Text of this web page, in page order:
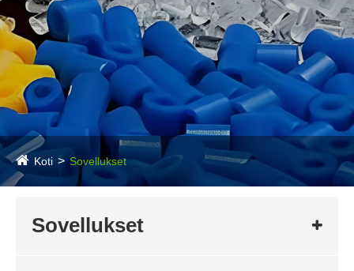
Koti Sovellukset
Sovellukset